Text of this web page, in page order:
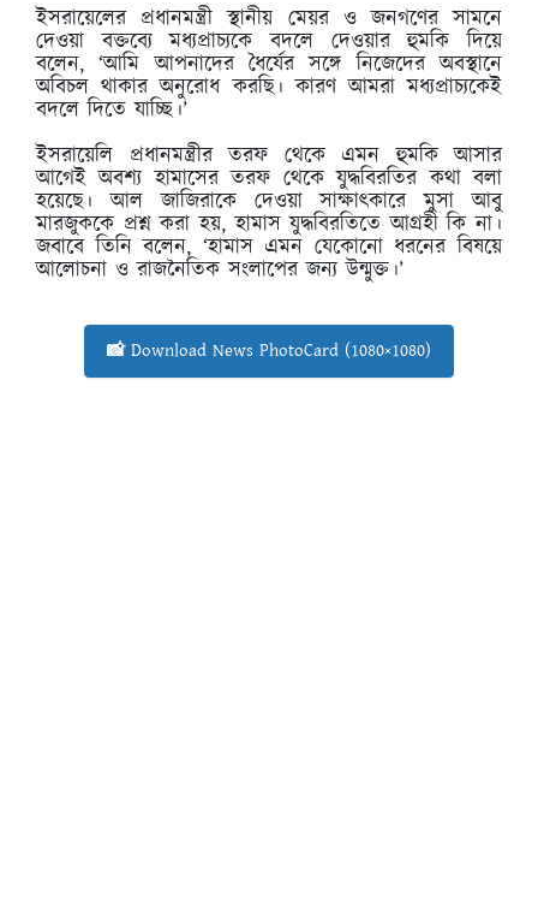
ইসরায়েলের প্রধানমন্ত্রী স্থানীয় মেয়র ও জনগণের সামনে
দেওয়া বক্তব্যে মধ্যপ্রাচ্যকে বদলে দেওয়ার হুমকি দিয়ে
বলেন, ‘আমি আপনাদের ধৈর্যের সঙ্গে নিজেদের অবস্থানে
অবিচল থাকার অনুরোধ করছি। কারণ আমরা মধ্যপ্রাচ্যকেই
বদলে দিতে যাচ্ছি।’
ইসরায়েলি প্রধানমন্ত্রীর তরফ থেকে এমন হুমকি আসার
আগেই অবশ্য হামাসের তরফ থেকে যুদ্ধবিরতির কথা বলা
হয়েছে। আল জাজিরাকে দেওয়া সাক্ষাৎকারে মুসা আবু
মারজুককে প্রশ্ন করা হয়, হামাস যুদ্ধবিরতিতে আগ্রহী কি না।
জবাবে তিনি বলেন, ‘হামাস এমন যেকোনো ধরনের বিষয়ে
আলোচনা ও রাজনৈতিক সংলাপের জন্য উন্মুক্ত।’
📸 Download News PhotoCard (1080×1080)